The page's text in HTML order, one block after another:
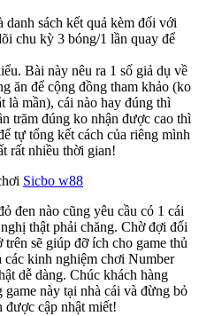
danh sách kết quả kèm đối với
chu kỳ 3 bóng/1 lần quay để
Bài này nêu ra 1 số giả dụ về
ăn để cộng đồng tham khảo (ko
là mần), cái nào hay đúng thì
trăm đúng ko nhận được cao thì
tự tổng kết cách của riêng mình
rất nhiều thời gian!
Sicbo w88
đen nào cũng yêu cầu có 1 cái
thật phải chăng. Chờ đợi đối
sẽ giúp đỡ ích cho game thủ
các kinh nghiệm chơi Number
dễ dàng. Chúc khách hàng
này tại nhà cái và đừng bỏ
được cập nhật miết!